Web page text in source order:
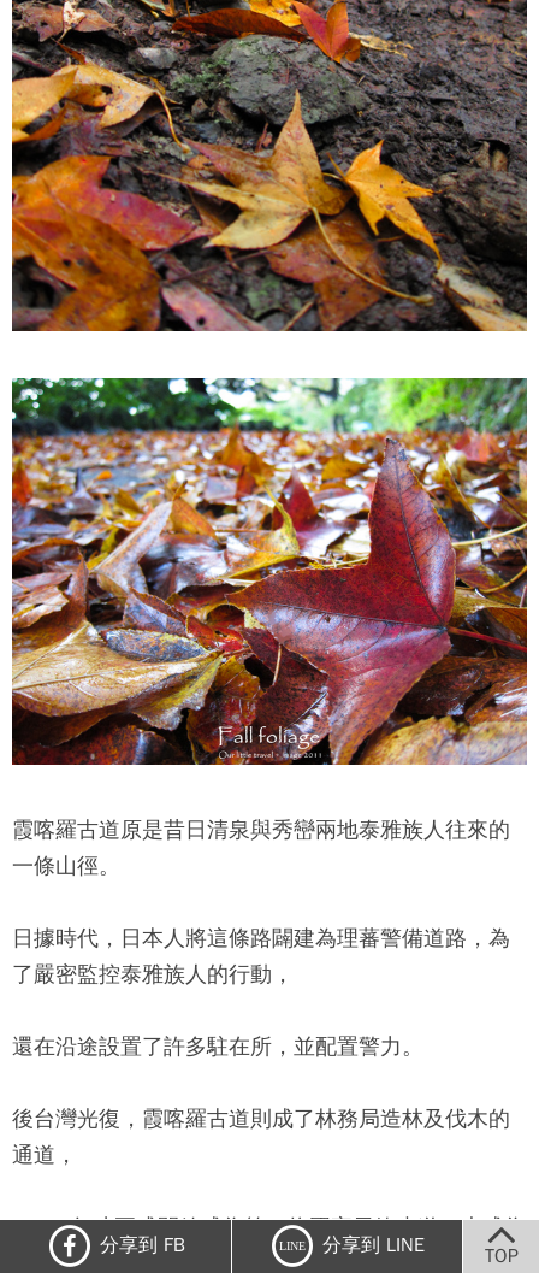
霞喀羅古道原是昔日清泉與秀巒兩地泰雅族人往來的
一條山徑。
日據時代，日本人將這條路闢建為理蕃警備道路，為
了嚴密監控泰雅族人的行動，
還在沿途設置了許多駐在所，並配置警力。
後台灣光復，霞喀羅古道則成了林務局造林及伐木的
通道，
2004 年才正式開放成為第一條國家示範步道，也成為
登山旅人喜愛造訪的路線。
分享到 FB LINE 分享到 LINE TOP